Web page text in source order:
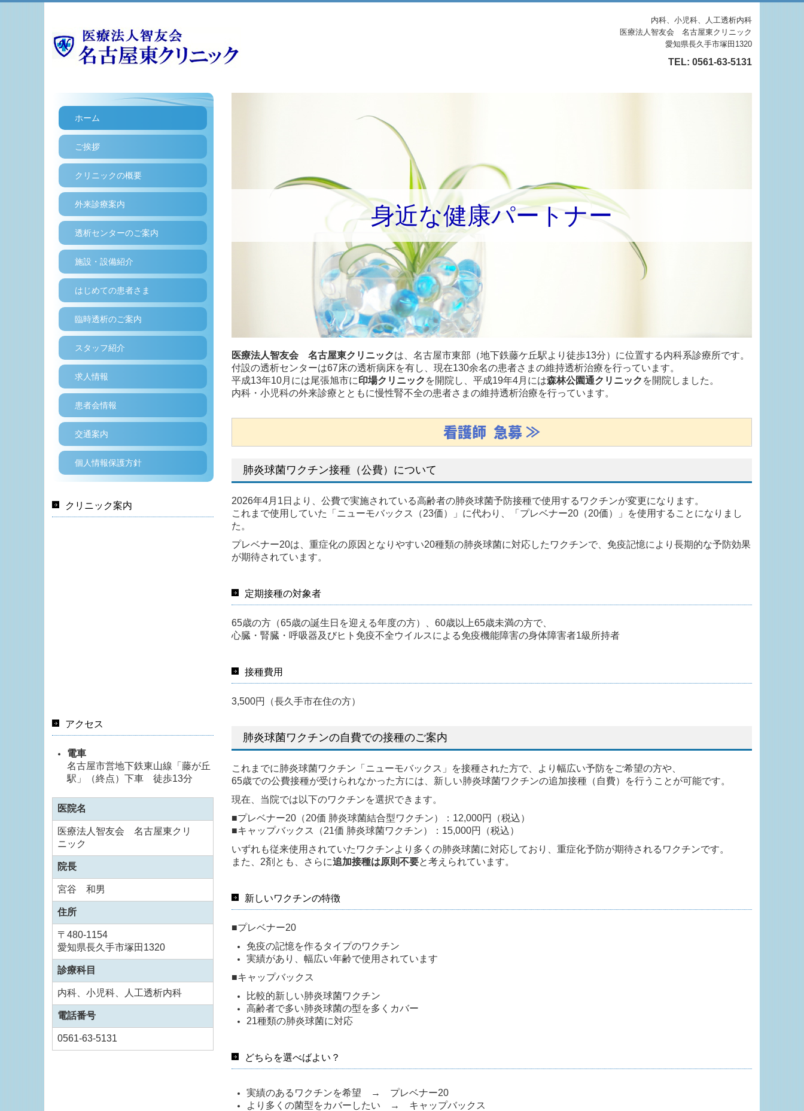
内科、小児科、人工透析内科
医療法人智友会 名古屋東クリニック
愛知県長久手市塚田1320
TEL: 0561-63-5131
ホーム
ご挨拶
クリニックの概要
外来診療案内
透析センターのご案内
施設・設備紹介
はじめての患者さま
臨時透析のご案内
スタッフ紹介
求人情報
患者会情報
交通案内
個人情報保護方針
クリニック案内
アクセス
電車
名古屋市営地下鉄東山線「藤が丘
駅」（終点）下車 徒歩13分
医院名
医療法人智友会 名古屋東クリ
ニック
院長
宮谷 和男
住所
〒480-1154
愛知県長久手市塚田1320
診療科目
内科、小児科、人工透析内科
電話番号
0561-63-5131
身近な健康パートナー
医療法人智友会 名古屋東クリニックは、名古屋市東部（地下鉄藤ケ丘駅より徒歩13分）に位置する内科系診療所です。
付設の透析センターは67床の透析病床を有し、現在130余名の患者さまの維持透析治療を行っています。
平成13年10月には尾張旭市に印場クリニック を開院し、平成19年4月には森林公園通クリニック を開院しました。
内科・小児科の外来診療とともに慢性腎不全の患者さまの維持透析治療を行っています。
看護師 急募 ≫
肺炎球菌ワクチン接種（公費）について
2026年4月1日より、公費で実施されている高齢者の肺炎球菌予防接種で使用するワクチンが変更になります。
これまで使用していた「ニューモバックス（23価）」に代わり、「プレベナー20（20価）」を使用することになりまし
た。
プレベナー20は、重症化の原因となりやすい20種類の肺炎球菌に対応したワクチンで、免疫記憶により長期的な予防効果
が期待されています。
定期接種の対象者
65歳の方（65歳の誕生日を迎える年度の方）、60歳以上65歳未満の方で、
心臓・腎臓・呼吸器及びヒト免疫不全ウイルスによる免疫機能障害の身体障害者1級所持者
接種費用
3,500円（長久手市在住の方）
肺炎球菌ワクチンの自費での接種のご案内
これまでに肺炎球菌ワクチン「ニューモバックス」を接種された方で、より幅広い予防をご希望の方や、
65歳での公費接種が受けられなかった方には、新しい肺炎球菌ワクチンの追加接種（自費）を行うことが可能です。
現在、当院では以下のワクチンを選択できます。
■プレベナー20（20価 肺炎球菌結合型ワクチン）：12,000円（税込）
■キャップバックス（21価 肺炎球菌ワクチン）：15,000円（税込）
いずれも従来使用されていたワクチンより多くの肺炎球菌に対応しており、重症化予防が期待されるワクチンです。
また、2剤とも、さらに追加接種は原則不要と考えられています。
新しいワクチンの特徴
■プレベナー20
免疫の記憶を作るタイプのワクチン
実績があり、幅広い年齢で使用されています
■キャップバックス
比較的新しい肺炎球菌ワクチン
高齢者で多い肺炎球菌の型を多くカバー
21種類の肺炎球菌に対応
どちらを選べばよい？
実績のあるワクチンを希望 → プレベナー20
より多くの菌型をカバーしたい → キャップバックス